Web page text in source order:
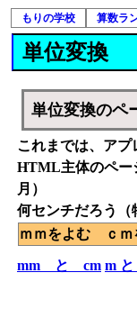
もりの学校 算数ラ
単位変換
単位変換のペ
これまでは、アプ
HTML主体のペー
月）
何センチだろう（
ｍｍをよむ ｃｍ
mm と cm m と